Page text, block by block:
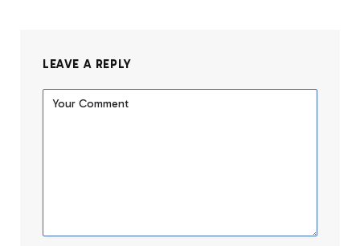
LEAVE A REPLY